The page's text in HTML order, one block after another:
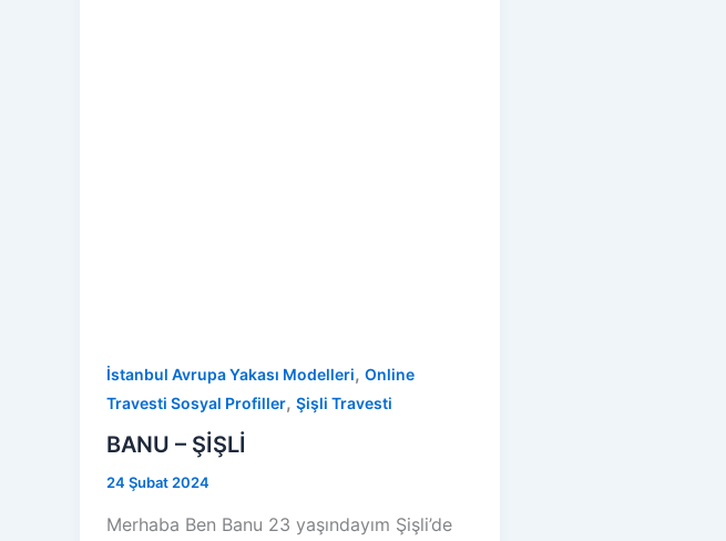
İstanbul Avrupa Yakası Modelleri, Online
Travesti Sosyal Profiller, Şişli Travesti
BANU – ŞİŞLİ
24 Şubat 2024
Merhaba Ben Banu 23 yaşındayım Şişli’de